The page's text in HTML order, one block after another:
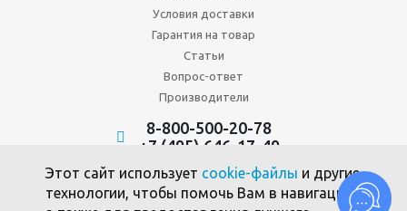
Условия доставки
Гарантия на товар
Статьи
Вопрос-ответ
Производители
8-800-500-20-78
+7 (495) 646-17-49
Политика конфиденциальности
Пользовательское соглашение
Политика использования файлов cookie
Этот сайт использует cookie-файлы и другие
технологии, чтобы помочь Вам в навигации,